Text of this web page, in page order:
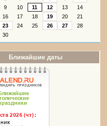
9 10 11 12 13
14
16 17 18 19 20
21
23 24 25 26 27
28
30
Ближайшие даты